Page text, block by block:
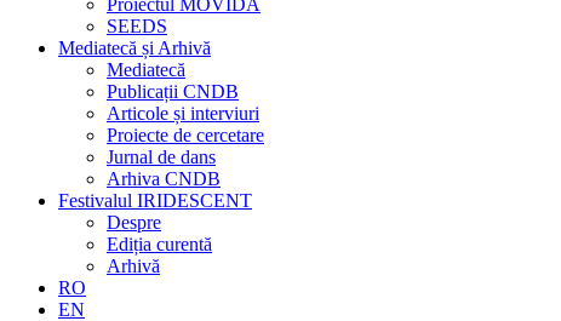
Proiectul MOVIDA
SEEDS
Mediatecă și Arhivă
Mediatecă
Publicații CNDB
Articole și interviuri
Proiecte de cercetare
Jurnal de dans
Arhiva CNDB
Festivalul IRIDESCENT
Despre
Ediția curentă
Arhivă
RO
EN